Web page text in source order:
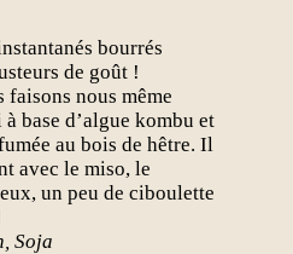
bourrés
de goût !
faisons nous même
base d’algue kombu et
au bois de hêtre. Il
avec le miso, le
un peu de ciboulette
Soja